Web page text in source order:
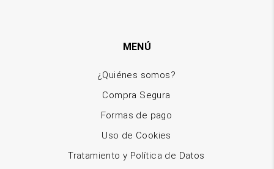
MENÚ
¿Quiénes somos?
Compra Segura
Formas de pago
Uso de Cookies
Tratamiento y Política de Datos